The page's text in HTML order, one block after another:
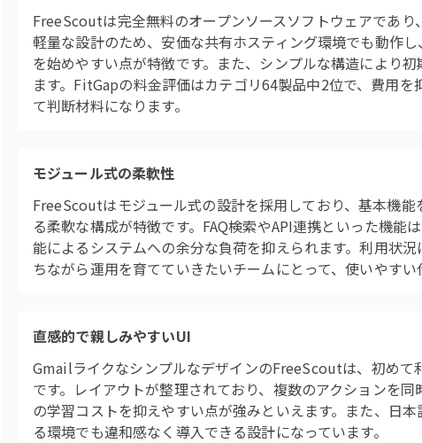
FreeScoutは完全無料のオープンソースソフトウェアであ
軽量な設計のため、安価な共有ホスティング環境でも動作
を始めやすい点が特徴です。また、シンプルな構造により
ます。FitGapの料金評価はカテゴリ64製品中2位で、費用
て判断材料になります。
モジュール式の柔軟性
FreeScoutはモジュール式の設計を採用しており、基本機
る柔軟な構成が特徴です。FAQ検索やAPI連携といった機
能によるシステムへの余分な負荷を抑えられます。利用状
ちながら運用を育てていきたいチームにとって、使いやすい
直感的で親しみやすいUI
GmailライクなシンプルなデザインのFreeScoutは、初め
です。レイアウトが整理されており、複数のアクションを
の学習コストを抑えやすい点が強みといえます。また、日
る環境でも違和感なく導入できる設計になっています。